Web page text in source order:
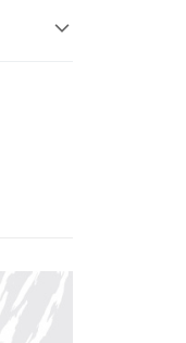
款項請
之情
律行